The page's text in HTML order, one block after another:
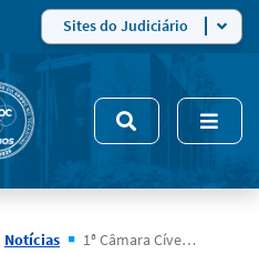
Sites do Judiciário
Notícias 1ª Câmara Cível desconstitui sentença sobre contrato de venda de refeições ao sistema prisional e devolve autos ao juízo de origem